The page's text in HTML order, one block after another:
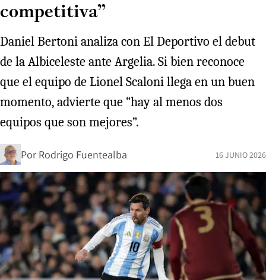
competitiva”
Daniel Bertoni analiza con El Deportivo el debut
de la Albiceleste ante Argelia. Si bien reconoce
que el equipo de Lionel Scaloni llega en un buen
momento, advierte que “hay al menos dos
equipos que son mejores”.
Por Rodrigo Fuentealba 16 JUNIO 2026